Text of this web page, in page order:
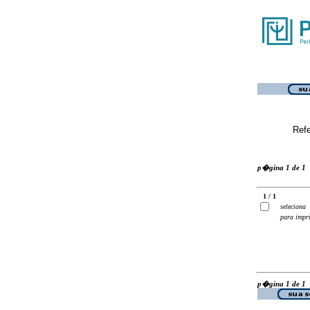
p�gina 1 de 1
1 / 1
seleciona
para
p�gina 1 de 1